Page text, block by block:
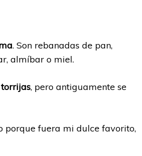
. Son rebanadas de pan,
almíbar o miel.
, pero antiguamente se
porque fuera mi dulce favorito,